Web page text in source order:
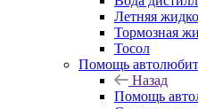
Летняя
Тормозная
Тосол
Помощь
Назад
Помощь